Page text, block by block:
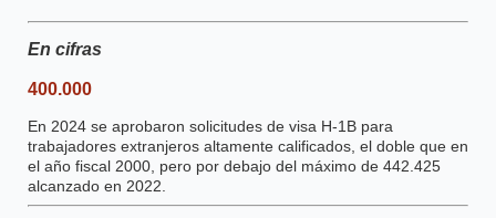
En cifras
400.000
En 2024 se aprobaron solicitudes de visa H-1B para
trabajadores extranjeros altamente calificados, el doble que en
el año fiscal 2000, pero por debajo del máximo de 442.425
alcanzado en 2022.